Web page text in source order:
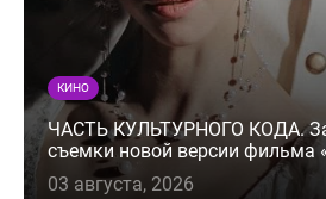
КИНО
ЧАСТЬ КУЛЬТУРНОГО КОДА.
съемки новой версии фильма
03 августа, 2026